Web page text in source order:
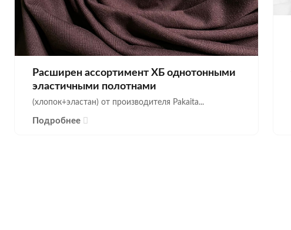
Расширен ассортимент ХБ однотонными
эластичными полотнами
(хлопок+эластан) от производителя Pakaita...
Подробнее